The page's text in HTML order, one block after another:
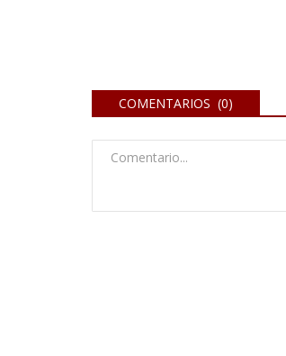
COMENTARIOS (0)